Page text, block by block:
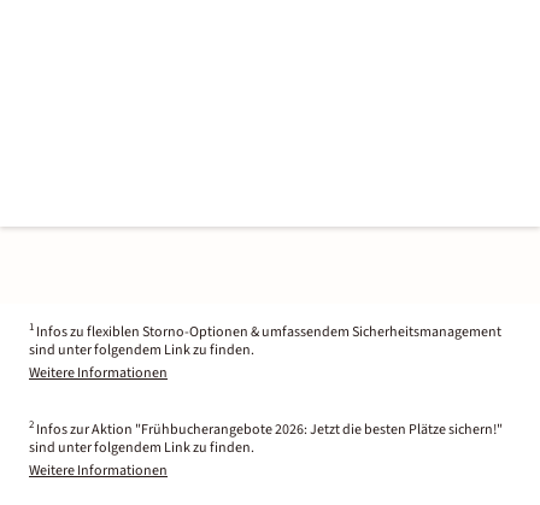
1 Infos zu flexiblen Storno-Optionen & umfassendem Sicherheitsmanagement
sind unter folgendem Link zu finden.
Weitere Informationen
2 Infos zur Aktion "Frühbucherangebote 2026: Jetzt die besten Plätze sichern!"
sind unter folgendem Link zu finden.
Weitere Informationen